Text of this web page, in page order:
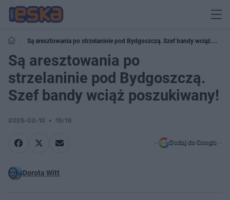
Są aresztowania po strzelaninie pod Bydgoszczą. Szef bandy wciąż
poszukiwany!
Są aresztowania po
strzelaninie pod Bydgoszczą.
Szef bandy wciąż poszukiwany!
2025-02-10 15:19
Dodaj do Google
Dorota Witt